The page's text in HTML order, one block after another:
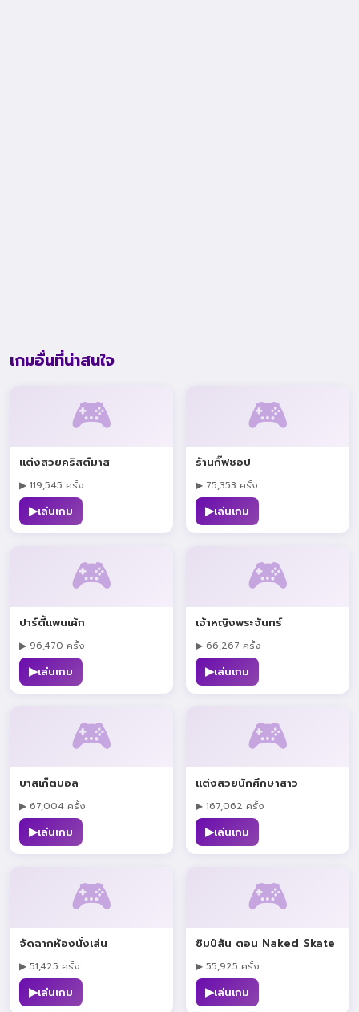
เกมอื่นที่น่าสนใจ
🎮
แต่งสวยคริสต์มาส
▶ 119,545 ครั้ง
▶เล่นเกม
🎮
ร้านกิ๊ฟชอป
▶ 75,353 ครั้ง
▶เล่นเกม
🎮
ปาร์ตี้แพนเค้ก
▶ 96,470 ครั้ง
▶เล่นเกม
🎮
เจ้าหญิงพระจันทร์
▶ 66,267 ครั้ง
▶เล่นเกม
🎮
บาสเก็ตบอล
▶ 67,004 ครั้ง
▶เล่นเกม
🎮
แต่งสวยนักศึกษาสาว
▶ 167,062 ครั้ง
▶เล่นเกม
🎮
จัดฉากห้องนั่งเล่น
▶ 51,425 ครั้ง
▶เล่นเกม
🎮
ซิมป์สัน ตอน Naked Skate
▶ 55,925 ครั้ง
▶เล่นเกม